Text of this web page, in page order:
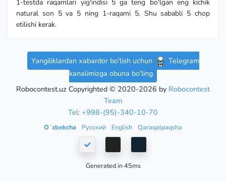
1-testda raqamlari yig'indisi 5 ga teng bo'lgan eng kichik
natural son 5 va 5 ning 1-raqami 5. Shu sababli 5 chop
etilishi kerak.
Yangiliklardan xabardor bo'lish uchun
Telegram
kanalimizga obuna bo'ling
Robocontest.uz Copyrighted © 2020-2026 by Robocontest
Team
Tel: +998-(95)-340-10-70
Oʻzbekcha Русский English Qaraqalpaqsha
Generated in 45ms